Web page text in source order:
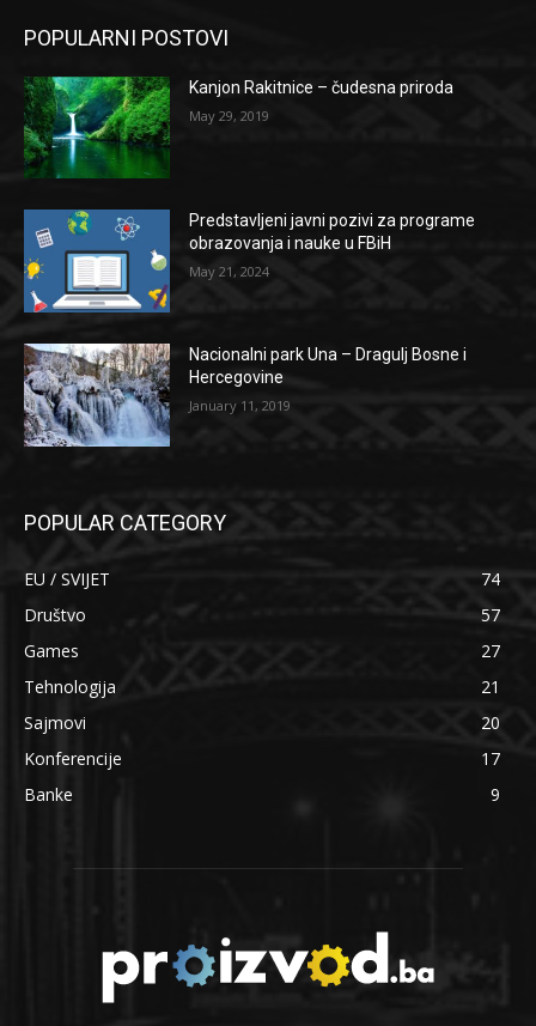
POPULARNI POSTOVI
Kanjon Rakitnice – čudesna priroda
May 29, 2019
Predstavljeni javni pozivi za programe
obrazovanja i nauke u FBiH
May 21, 2024
Nacionalni park Una – Dragulj Bosne i
Hercegovine
January 11, 2019
POPULAR CATEGORY
EU / SVIJET
74
Društvo
57
Games
27
Tehnologija
21
Sajmovi
20
Konferencije
17
Banke
9